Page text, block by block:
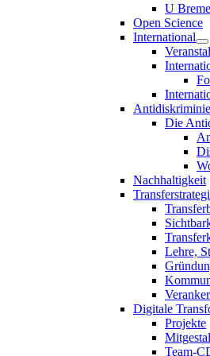
U
Open Science
International
Die
Nachhaltigkeit
Lehre,
Digitale
Projekte
Team-